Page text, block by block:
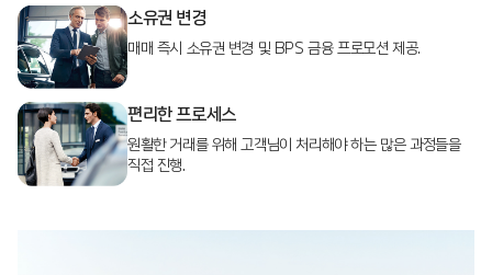
소유권 변경
매매 즉시 소유권 변경 및 BPS 금융 프로모션 제공.
편리한 프로세스
원활한 거래를 위해 고객님이 처리해야 하는많은 과정들을
직접 진행.